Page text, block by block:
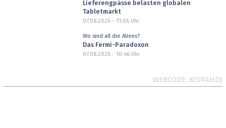
Lieferengpässe belasten globalen
Tabletmarkt
07.08.2026 - 11:06Uhr
Wo sind all die Aliens?
Das Fermi-Paradoxon
07.08.2026 - 10:46Uhr
WEBCODE KISRAHDJ